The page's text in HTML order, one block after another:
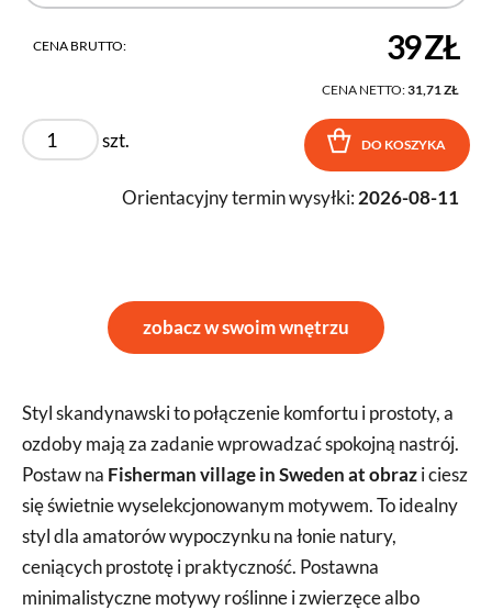
CENA BRUTTO: 39 ZŁ
CENA NETTO:31,71 ZŁ
szt. DO KOSZYKA
Orientacyjny termin wysyłki: 2026-08-11
zobacz w swoim wnętrzu
Styl skandynawski to połączenie komfortu i prostoty, a
ozdoby mają za zadanie wprowadzać spokojną nastrój.
Postaw na Fisherman village in Sweden at obrazi ciesz
się świetnie wyselekcjonowanym motywem. To idealny
styl dla amatorów wypoczynku na łonie natury,
ceniących prostotę i praktyczność. Postawna
minimalistyczne motywy roślinne i zwierzęce albo